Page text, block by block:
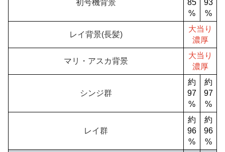
初号機背景
85
%
93
%
レイ背景(長髪)
大当り
濃厚
マリ・アスカ背景
大当り
濃厚
シンジ群
約
97
%
約
97
%
レイ群
約
96
%
約
96
%